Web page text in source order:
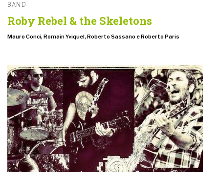
BAND
Roby Rebel & the Skeletons
Mauro Conci, Romain Yviquel, Roberto Sassano e Roberto Paris